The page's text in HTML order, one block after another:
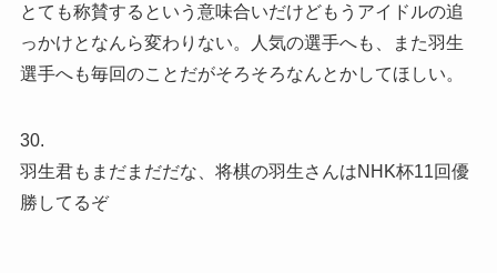
とても称賛するという意味合いだけどもうアイドルの追
っかけとなんら変わりない。人気の選手へも、また羽生
選手へも毎回のことだがそろそろなんとかしてほしい。
30.
羽生君もまだまだだな、将棋の羽生さんはNHK杯11回優
勝してるぞ